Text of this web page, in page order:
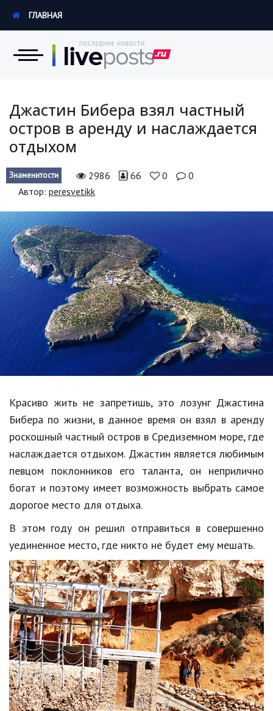
Экономика
Hi-Tech. Интернет
Россия
Наука и техника
Политика
Образование
В мире
Культура
Авто, мото
Знаменитости
Статьи
Обзоры
Рецепты
Красота и здоровье
Hi-Tech. Интернет
Авто, мото
Дом и сад
Недвижимость
Спорт и фитнес
Психология и отношения
Творчество и рукоделие
ГЛАВНАЯ
Джастин Бибера взял частный
остров в аренду и наслаждается
отдыхом
Знаменитости 2986 66 0
0
Автор: peresvetikk
Красиво жить не запретишь, это лозунг Джастина
Бибера по жизни, в данное время он взял в аренду
роскошный частный остров в Средиземном море, где
наслаждается отдыхом. Джастин является любимым
певцом поклонников его таланта, он неприлично
богат и поэтому имеет возможность выбрать самое
дорогое место для отдыха.
В этом году он решил отправиться в совершенно
уединенное место, где никто не будет ему мешать.